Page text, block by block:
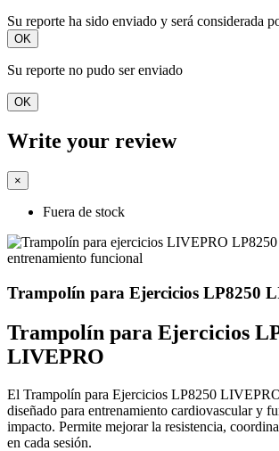
Su reporte ha sido enviado y será considerada
OK
Su reporte no pudo ser enviado
OK
Write your review
×
Fuera de stock
Trampolín para Ejercicios LP8250
Trampolín para Ejercicios
LIVEPRO
El Trampolín para Ejercicios LP8250
diseñado para entrenamiento cardiovascular y
impacto. Permite mejorar la resistencia,
en cada sesión.